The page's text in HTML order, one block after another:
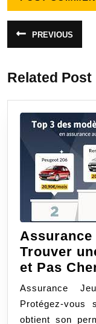
Navigation
de
PREVIOUS
précédent
Related Post
Trouver
et Pas
Assurance
Protégez-vous
obtient son